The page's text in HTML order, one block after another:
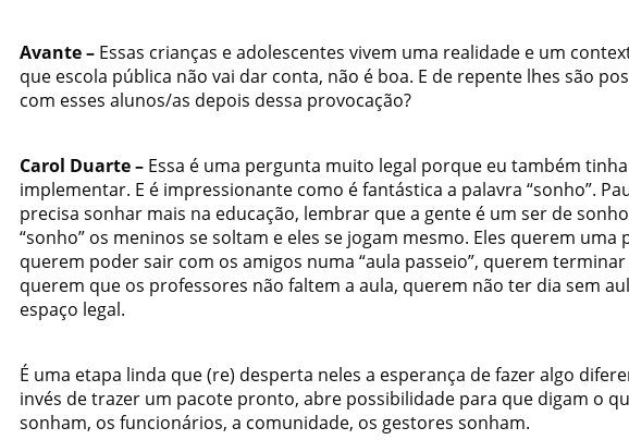
Avante – Essas crianças e adolescentes vivem uma realidade e um
que escola pública não vai dar conta, não é boa. E de repente lhes são
com esses alunos/as depois dessa provocação?
Carol Duarte – Essa é uma pergunta muito legal porque eu também
implementar. E é impressionante como é fantástica a palavra “sonho”.
precisa sonhar mais na educação, lembrar que a gente é um ser de
“sonho” os meninos se soltam e eles se jogam mesmo. Eles querem
querem poder sair com os amigos numa “aula passeio”, querem
querem que os professores não faltem a aula, querem não ter dia sem
espaço legal.
É uma etapa linda que (re) desperta neles a esperança de fazer algo
invés de trazer um pacote pronto, abre possibilidade para que digam o
sonham, os funcionários, a comunidade, os gestores sonham.